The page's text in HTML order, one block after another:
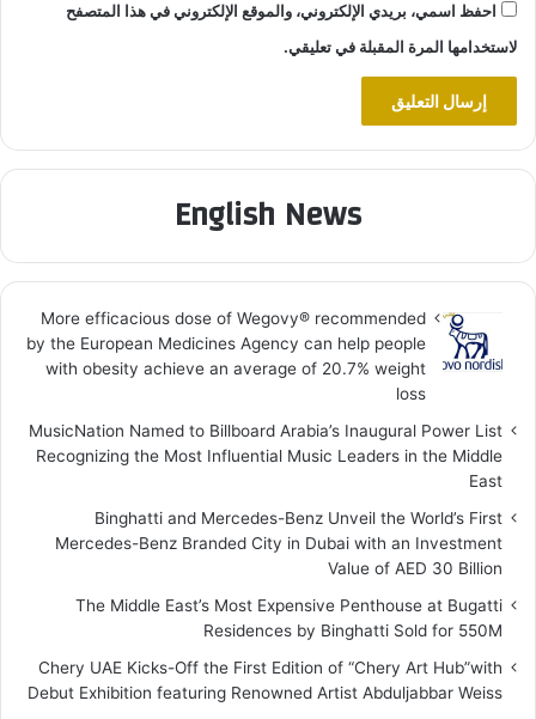
احفظ اسمي، بريدي الإلكتروني، والموقع الإلكتروني في هذا المتصفح
لاستخدامها المرة المقبلة في تعليقي.
English News
More efficacious dose of Wegovy®️ recommended
by the European Medicines Agency can help people
with obesity achieve an average of 20.7% weight
loss
MusicNation Named to Billboard Arabia’s Inaugural Power List
Recognizing the Most Influential Music Leaders in the Middle
East
Binghatti and Mercedes-Benz Unveil the World’s First
Mercedes-Benz Branded City in Dubai with an Investment
Value of AED 30 Billion
The Middle East’s Most Expensive Penthouse at Bugatti
Residences by Binghatti Sold for 550M
Chery UAE Kicks-Off the First Edition of “Chery Art Hub”with
Debut Exhibition featuring Renowned Artist Abduljabbar Weiss